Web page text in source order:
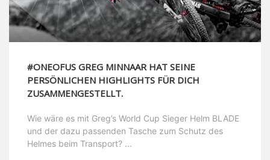
#ONEOFUS GREG MINNAAR HAT SEINE
PERSÖNLICHEN HIGHLIGHTS FÜR DICH
ZUSAMMENGESTELLT.
Wie wäre es mit Greg’s World Cup Sieger Helm BLADE
und der dazu passenden Tasche zum Schutz des
Helmes beim Transport? ...